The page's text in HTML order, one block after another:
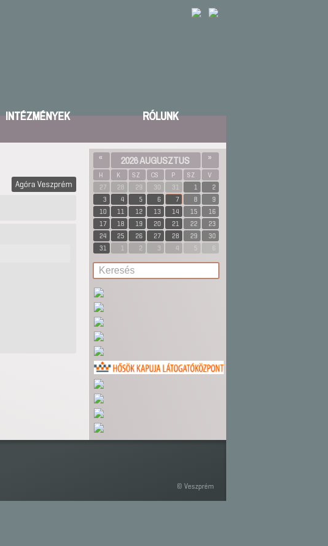
INTÉZMÉNYEK RÓLUNK
Agóra Veszprém
« 2026 AUGUSZTUS »
H K SZ CS P SZ
V
27
28 29 30 31 1
2
3
4 5 6 7 8
9
10
11 12 13 14 15
16
17
18 19 20 21 22
23
24
25 26 27 28 29
30
31
1 2 3 4 5 6
© Veszprém